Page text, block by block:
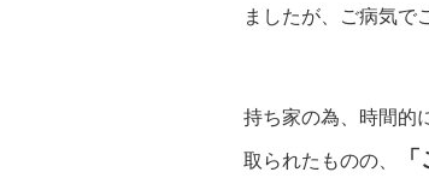
ましたが、ご病気で
持ち家の為、時間的
取られたものの、